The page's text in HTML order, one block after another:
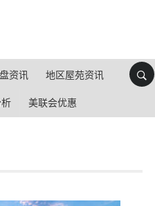
资讯 地区屋苑资讯
美联会优惠